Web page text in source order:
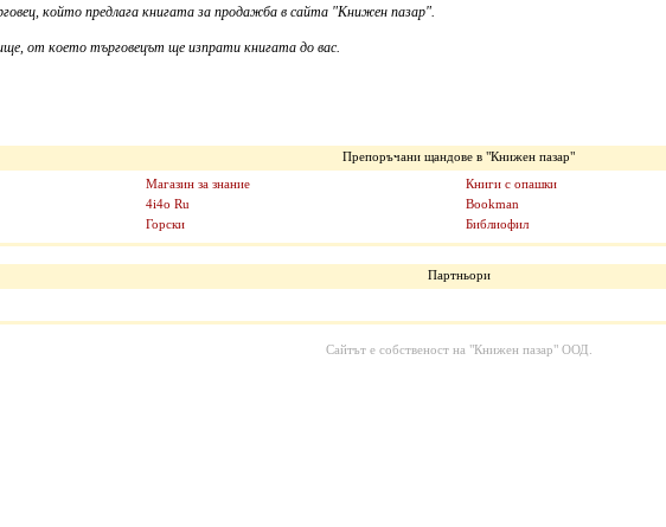
който предлага книгата за продажба в сайта "Книжен пазар".
от което търговецът ще изпрати книгата до вас.
Препоръчани щандове в "Книжен пазар"
Магазин за знание
4i4o Ru
Горски
Книги с опашки
Bookman
Библиофил
Партньори
Сайтът е собственост на "Книжен пазар" ООД